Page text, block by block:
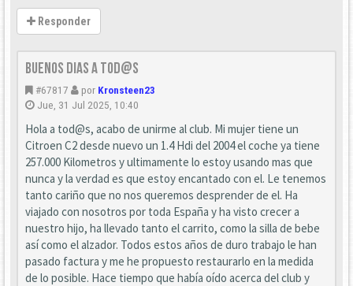
Responder
Buenos dias a tod@s
#67817 por Kronsteen23
Jue, 31 Jul 2025, 10:40
Hola a tod@s, acabo de unirme al club. Mi mujer tiene un
Citroen C2 desde nuevo un 1.4 Hdi del 2004 el coche ya tiene
257.000 Kilometros y ultimamente lo estoy usando mas que
nunca y la verdad es que estoy encantado con el. Le tenemos
tanto cariño que no nos queremos desprender de el. Ha
viajado con nosotros por toda España y ha visto crecer a
nuestro hijo, ha llevado tanto el carrito, como la silla de bebe
así como el alzador. Todos estos años de duro trabajo le han
pasado factura y me he propuesto restaurarlo en la medida
de lo posible. Hace tiempo que había oído acerca del club y